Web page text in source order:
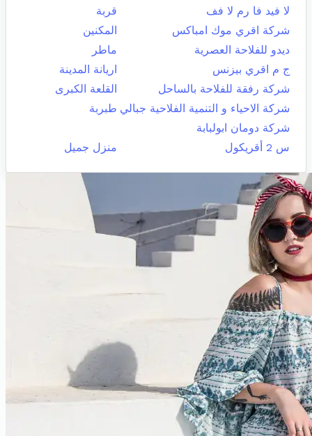
لا فيد فا رم لا فف
قربة
شركة اقري موك امباكس
المكنين
ديدو للفلاحة العصرية
ماطر
ج م اقري بيزنس
اريانة المدينة
شركة رفقة للفلاحة بالساحل
القلعة الكبرى
شركة الاحياء و التنمية الفلاحية جبالي طبربة
شركة دومان ابولبابة
س 2 أقريكول
منزل جميل